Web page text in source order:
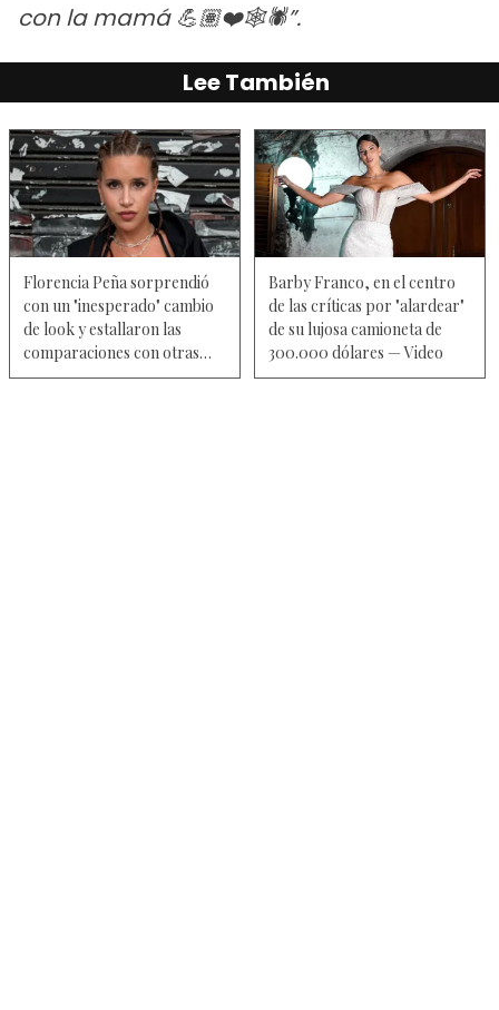
con la mamá 💪🏽❤️🕸️🕷️”.
Lee También
Florencia Peña sorprendió
con un "inesperado" cambio
de look y estallaron las
comparaciones con otras
figuras — Video
Barby Franco, en el centro
de las críticas por "alardear"
de su lujosa camioneta de
300.000 dólares — Video